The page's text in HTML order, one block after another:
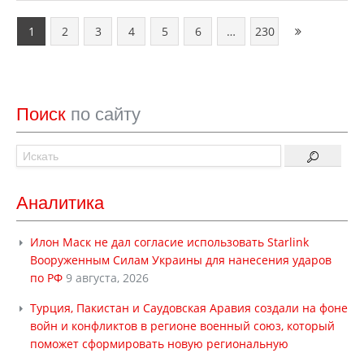
1 2 3 4 5 6 … 230
Поиск по сайту
Аналитика
Илон Маск не дал согласие использовать Starlink
Вооруженным Силам Украины для нанесения ударов
по РФ 9 августа, 2026
Турция, Пакистан и Саудовская Аравия создали на фоне
войн и конфликтов в регионе военный союз, который
поможет сформировать новую региональную